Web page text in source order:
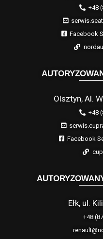
+48
Facebook
Olsztyn, Al.
+48
Facebook
Ełk, ul.
+48